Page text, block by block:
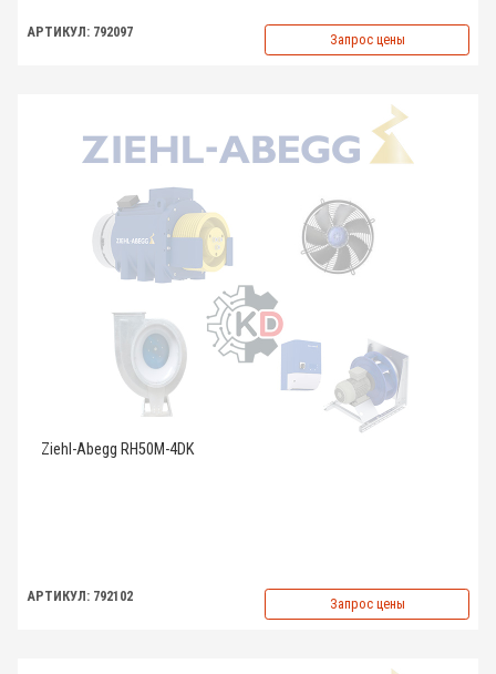
АРТИКУЛ: 792097 Запрос цены
Ziehl-Abegg RH50M-4DK
АРТИКУЛ: 792102 Запрос цены